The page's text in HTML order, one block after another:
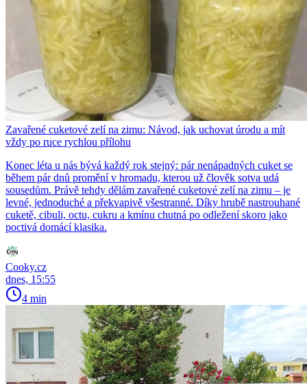
Zavařené cuketové zelí na zimu: Návod, jak uchovat úrodu a mít
vždy po ruce rychlou přílohu
Konec léta u nás bývá každý rok stejný: pár nenápadných cuket se
během pár dnů promění v hromadu, kterou už člověk sotva udá
sousedům. Právě tehdy dělám zavařené cuketové zelí na zimu – je
levné, jednoduché a překvapivě všestranné. Díky hrubě nastrouhané
cuketě, cibuli, octu, cukru a kmínu chutná po odležení skoro jako
poctivá domácí klasika.
Cooky.cz
dnes, 15:55
4 min